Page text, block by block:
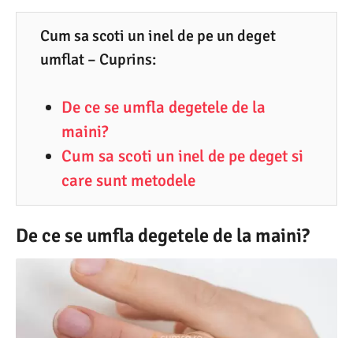
.
Cum sa scoti un inel de pe un deget
umflat – Cuprins:
De ce se umfla degetele de la
maini?
Cum sa scoti un inel de pe deget si
care sunt metodele
De ce se umfla degetele de la maini?